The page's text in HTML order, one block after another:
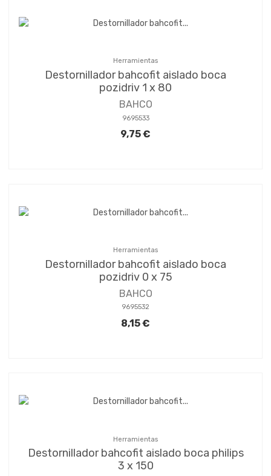
Herramientas
Destornillador bahcofit aislado boca
pozidriv 1 x 80
BAHCO
9695533
9,75 €
Herramientas
Destornillador bahcofit aislado boca
pozidriv 0 x 75
BAHCO
9695532
8,15 €
Herramientas
Destornillador bahcofit aislado boca philips
3 x 150